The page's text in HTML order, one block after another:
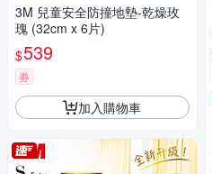
3M 兒童安全防撞地墊-乾燥玫
瑰 (32cm x 6片)
$539
券
加入購物車